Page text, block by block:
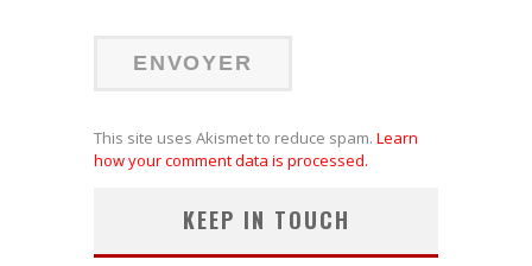
This site uses Akismet to reduce spam. Learn
how your comment data is processed.
KEEP IN TOUCH